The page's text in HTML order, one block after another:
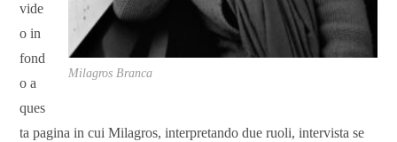
Milagros Branca
vide
o in
fond
o a
ques
ta pagina in cui Milagros, interpretando due ruoli, intervista se